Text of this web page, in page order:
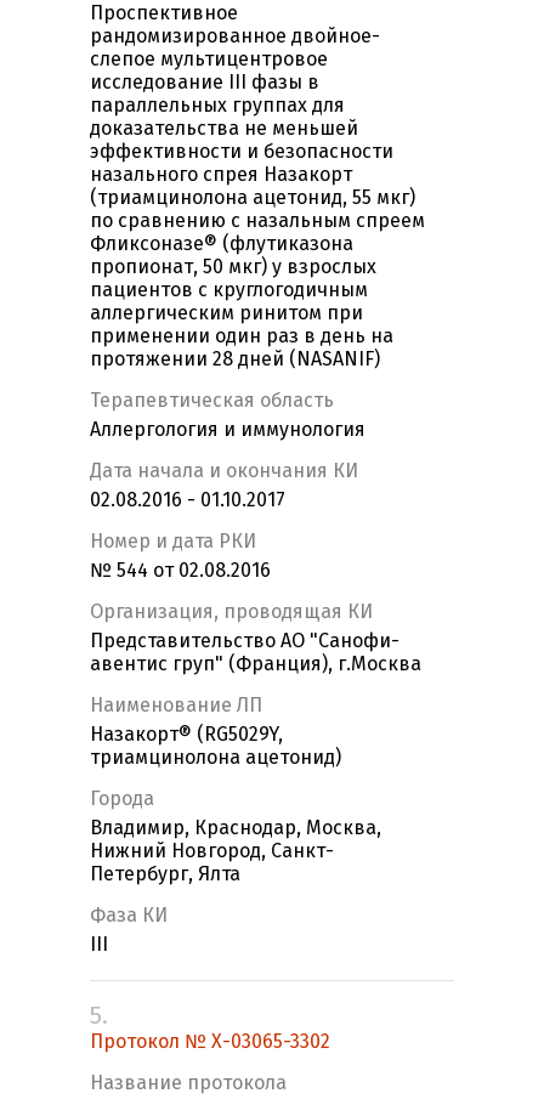
Проспективное
рандомизированное двойное-
слепое мультицентровое
исследование III фазы в
параллельных группах для
доказательства не меньшей
эффективности и безопасности
назального спрея Назакорт
(триамцинолона ацетонид, 55 мкг)
по сравнению с назальным спреем
Фликсоназе® (флутиказона
пропионат, 50 мкг) у взрослых
пациентов с круглогодичным
аллергическим ринитом при
применении один раз в день на
протяжении 28 дней (NASANIF)
Терапевтическая область
Аллергология и иммунология
Дата начала и окончания КИ
02.08.2016 - 01.10.2017
Номер и дата РКИ
№ 544 от 02.08.2016
Организация, проводящая КИ
Представительство АО "Санофи-
авентис груп" (Франция), г.Москва
Наименование ЛП
Назакорт® (RG5029Y,
триамцинолона ацетонид)
Города
Владимир, Краснодар, Москва,
Нижний Новгород, Санкт-
Петербург, Ялта
Фаза КИ
5.
Протокол № Х-03065-3302
Название протокола